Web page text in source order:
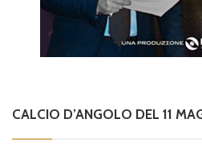
CALCIO D’ANGOLO DEL 11